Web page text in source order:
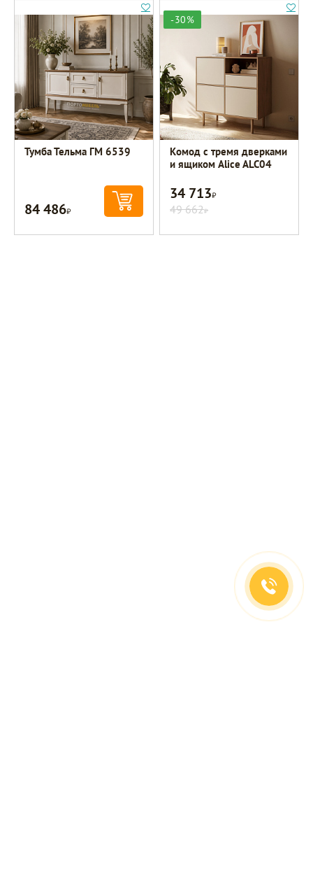
Тумба Тельма ГМ 6539
84 486Р
-30%
Комод с тремя дверками
и ящиком Alice ALC04
34 713Р
49 662Р